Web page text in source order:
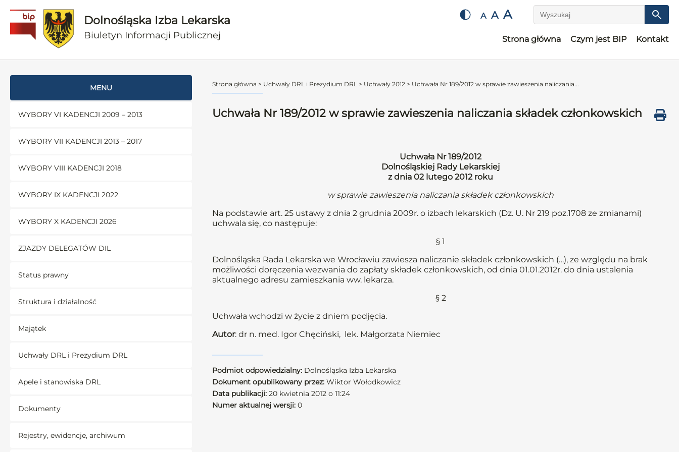
Dolnośląska Izba Lekarska
Biuletyn Informacji Publicznej
A A A Wyszukaj
Strona główna Czym jest BIP Kontakt
MENU
WYBORY VI KADENCJI 2009 – 2013
WYBORY VII KADENCJI 2013 – 2017
WYBORY VIII KADENCJI 2018
WYBORY IX KADENCJI 2022
WYBORY X KADENCJI 2026
ZJAZDY DELEGATÓW DIL
Status prawny
Struktura i działalność
Majątek
Uchwały DRL i Prezydium DRL
Apele i stanowiska DRL
Dokumenty
Rejestry, ewidencje, archiwum
Strona główna > Uchwały DRL i Prezydium DRL > Uchwały 2012 > Uchwała Nr 189/2012 w sprawie zawieszenia naliczania...
Uchwała Nr 189/2012 w sprawie zawieszenia naliczania składek członkowskich
Uchwała Nr 189/2012
Dolnośląskiej Rady Lekarskiej
z dnia 02 lutego 2012 roku
w sprawie zawieszenia naliczania składek członkowskich
Na podstawie art. 25 ustawy z dnia 2 grudnia 2009r. o izbach lekarskich (Dz. U. Nr 219 poz.1708 ze zmianami)
uchwala się, co następuje:
§ 1
Dolnośląska Rada Lekarska we Wrocławiu zawiesza naliczanie składek członkowskich (…), ze względu na brak
możliwości doręczenia wezwania do zapłaty składek członkowskich, od dnia 01.01.2012r. do dnia ustalenia
aktualnego adresu zamieszkania ww. lekarza.
§ 2
Uchwała wchodzi w życie z dniem podjęcia.
Autor: dr n. med. Igor Chęciński, lek. Małgorzata Niemiec
Podmiot odpowiedzialny: Dolnośląska Izba Lekarska
Dokument opublikowany przez: Wiktor Wołodkowicz
Data publikacji: 20 kwietnia 2012 o 11:24
Numer aktualnej wersji: 0